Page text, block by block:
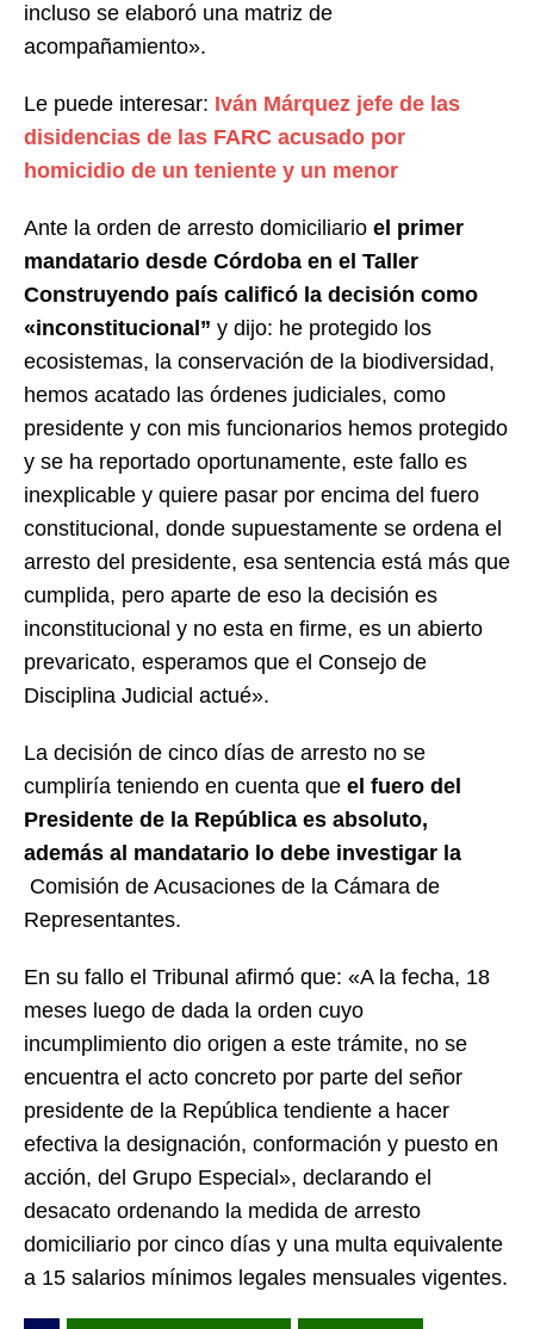
incluso se elaboró una matriz de
acompañamiento».
Le puede interesar: Iván Márquez jefe de las
disidencias de las FARC acusado por
homicidio de un teniente y un menor
Ante la orden de arresto domiciliario el primer
mandatario desde Córdoba en el Taller
Construyendo país calificó la decisión como
«inconstitucional” y dijo: he protegido los
ecosistemas, la conservación de la biodiversidad,
hemos acatado las órdenes judiciales, como
presidente y con mis funcionarios hemos protegido
y se ha reportado oportunamente, este fallo es
inexplicable y quiere pasar por encima del fuero
constitucional, donde supuestamente se ordena el
arresto del presidente, esa sentencia está más que
cumplida, pero aparte de eso la decisión es
inconstitucional y no esta en firme, es un abierto
prevaricato, esperamos que el Consejo de
Disciplina Judicial actué».
La decisión de cinco días de arresto no se
cumpliría teniendo en cuenta que el fuero del
Presidente de la República es absoluto,
además al mandatario lo debe investigar la
Comisión de Acusaciones de la Cámara de
Representantes.
En su fallo el Tribunal afirmó que: «A la fecha, 18
meses luego de dada la orden cuyo
incumplimiento dio origen a este trámite, no se
encuentra el acto concreto por parte del señor
presidente de la República tendiente a hacer
efectiva la designación, conformación y puesto en
acción, del Grupo Especial», declarando el
desacato ordenando la medida de arresto
domiciliario por cinco días y una multa equivalente
a 15 salarios mínimos legales mensuales vigentes.